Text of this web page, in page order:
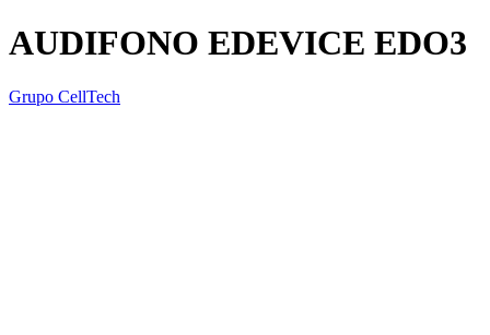
AUDIFONO EDEVICE EDO3
Grupo CellTech